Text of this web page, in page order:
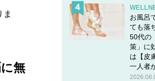
無
お風呂
ても落
50代の
策」に
は【皮
一人者